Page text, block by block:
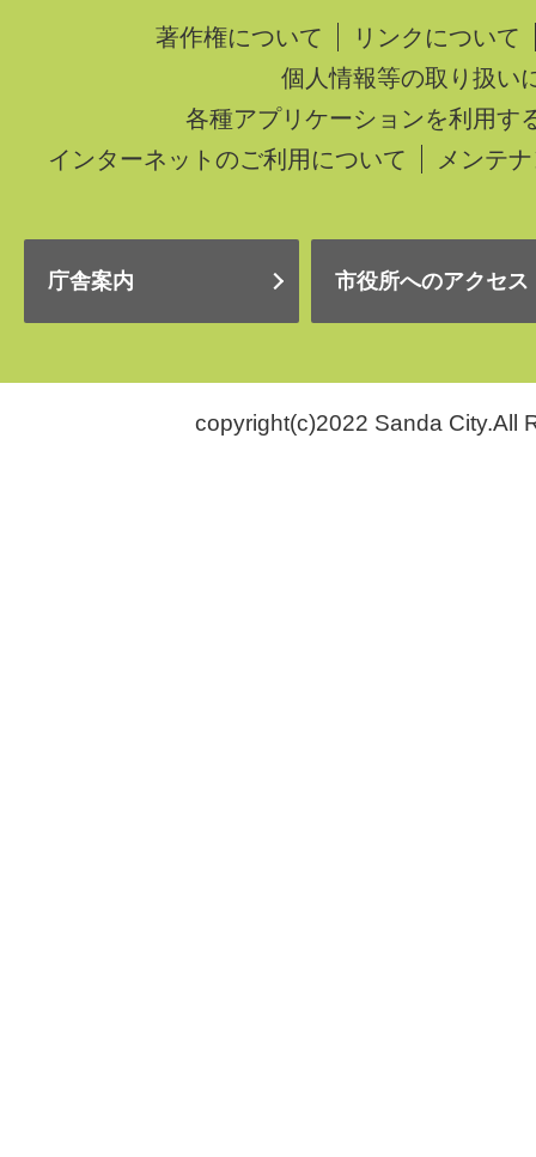
著作権について
リンクについて
個人情報等の取り扱い
各種アプリケーションを利用す
インターネットのご利用について
メンテ
庁舎案内 市役所へのアクセス
copyright(c)2022 Sanda City.All